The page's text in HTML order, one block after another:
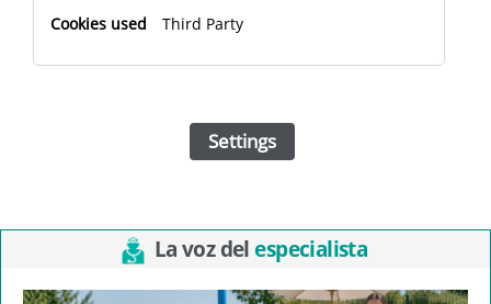
Third Party
Settings
La voz delespecialista